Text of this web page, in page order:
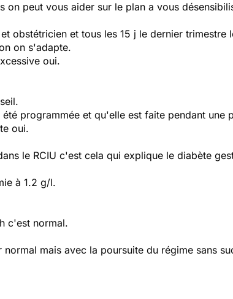
on peut vous aider sur le plan a vous
obstétricien et tous les 15 j le dernier trimestre
on s'adapte.
oui.
programmée et qu'elle est faite pendant une
oui.
le RCIU c'est cela qui explique le diabète
à 1.2 g/l.
c'est normal.
mais avec la poursuite du régime sans